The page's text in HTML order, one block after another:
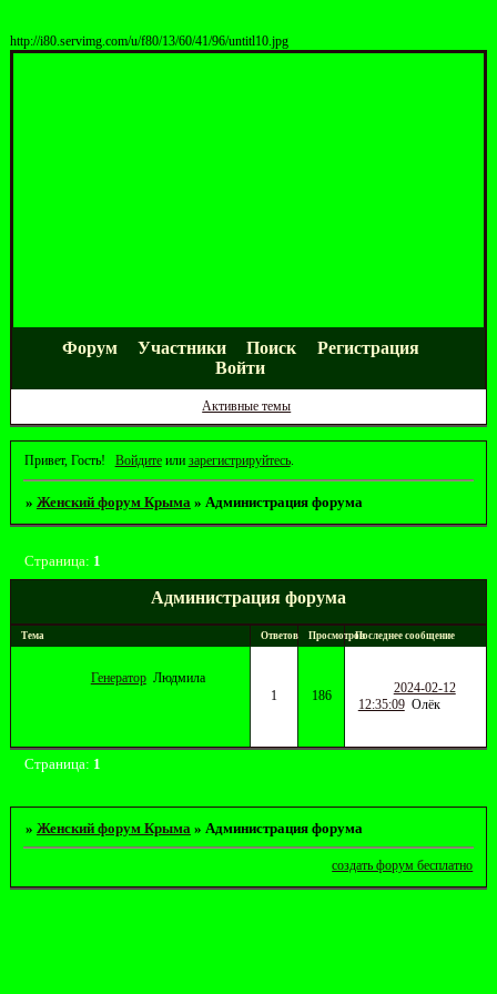
http://i80.servimg.com/u/f80/13/60/41/96/untitl10.jpg
Форум Участники Поиск
Регистрация
Войти
Активные темы
Привет, Гость! Войдитеили зарегистрируйтесь.
» Женский форум Крыма » Администрация форума
Администрация форума
Страница: 1
Тема Ответов ПросмотровПоследнее сообщение
Генератор Людмила
1
186
2024-02-12
12:35:09 Олёк
Страница: 1
» Женский форум Крыма » Администрация форума
создать форум бесплатно